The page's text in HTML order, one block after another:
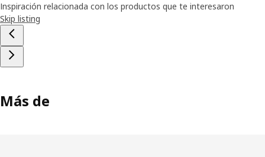
Inspiración relacionada con los productos que te interesaron
Skip listing
Más de